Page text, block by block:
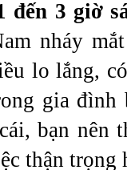
đến 3 giờ
nháy
lo lắng,
gia đình
bạn nên
thận trọng